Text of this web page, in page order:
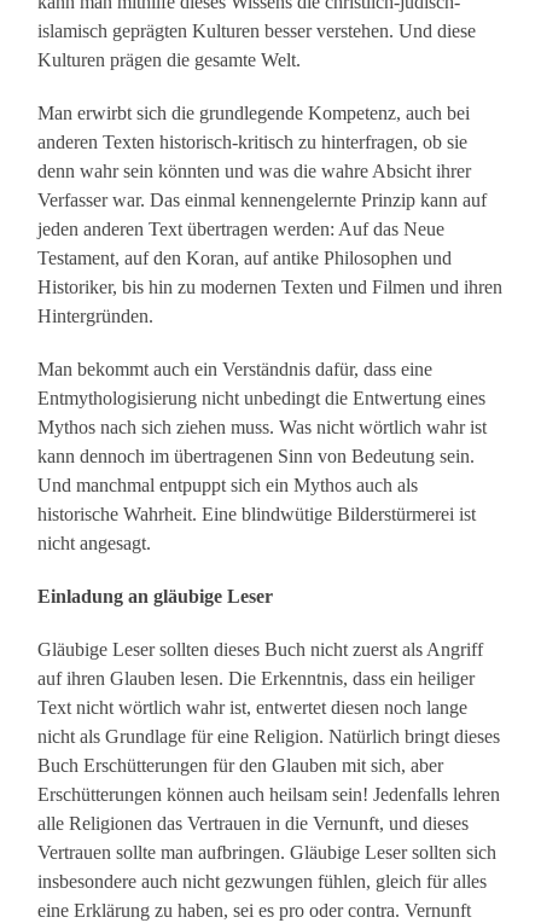
islamisch geprägten Kulturen besser verstehen. Und diese
Kulturen prägen die gesamte Welt.
Man erwirbt sich die grundlegende Kompetenz, auch bei
anderen Texten historisch-kritisch zu hinterfragen, ob sie
denn wahr sein könnten und was die wahre Absicht ihrer
Verfasser war. Das einmal kennengelernte Prinzip kann auf
jeden anderen Text übertragen werden: Auf das Neue
Testament, auf den Koran, auf antike Philosophen und
Historiker, bis hin zu modernen Texten und Filmen und ihren
Hintergründen.
Man bekommt auch ein Verständnis dafür, dass eine
Entmythologisierung nicht unbedingt die Entwertung eines
Mythos nach sich ziehen muss. Was nicht wörtlich wahr ist
kann dennoch im übertragenen Sinn von Bedeutung sein.
Und manchmal entpuppt sich ein Mythos auch als
historische Wahrheit. Eine blindwütige Bilderstürmerei ist
nicht angesagt.
Einladung an gläubige Leser
Gläubige Leser sollten dieses Buch nicht zuerst als Angriff
auf ihren Glauben lesen. Die Erkenntnis, dass ein heiliger
Text nicht wörtlich wahr ist, entwertet diesen noch lange
nicht als Grundlage für eine Religion. Natürlich bringt dieses
Buch Erschütterungen für den Glauben mit sich, aber
Erschütterungen können auch heilsam sein! Jedenfalls lehren
alle Religionen das Vertrauen in die Vernunft, und dieses
Vertrauen sollte man aufbringen. Gläubige Leser sollten sich
insbesondere auch nicht gezwungen fühlen, gleich für alles
eine Erklärung zu haben, sei es pro oder contra. Vernunft